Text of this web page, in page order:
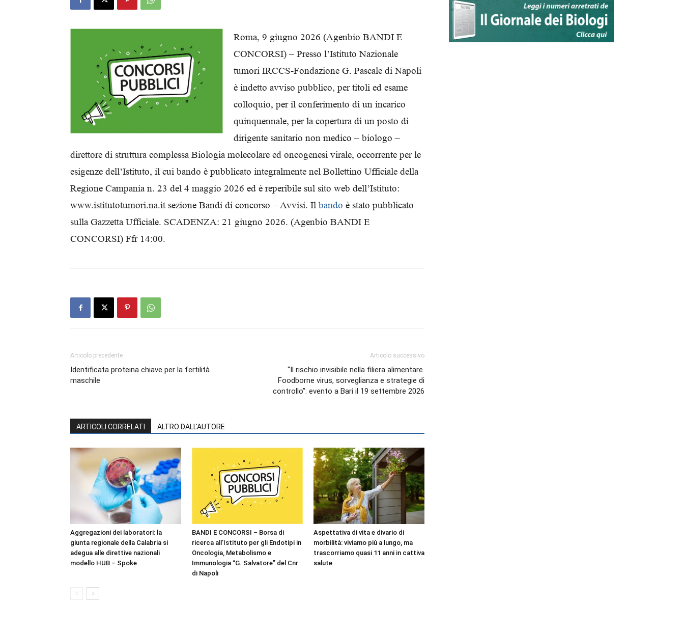
Ordini
dei
Biologi
Roma, 9 giugno 2026 (Agenbio BANDI E
CONCORSI) – Presso l’Istituto Nazionale
tumori IRCCS-Fondazione G. Pascale di Napoli
è indetto avviso pubblico, per titoli ed esame
colloquio, per il conferimento di un incarico
quinquennale, per la copertura di un posto di
dirigente sanitario non medico – biologo –
direttore di struttura complessa Biologia molecolare ed oncogenesi virale, occorrente per le
esigenze dell’Istituto, il cui bando è pubblicato integralmente nel Bollettino Ufficiale della
Regione Campania n. 23 del 4 maggio 2026 ed è reperibile sul sito web dell’Istituto:
www.istitutotumori.na.it sezione Bandi di concorso – Avvisi. Il bando è stato pubblicato
sulla Gazzetta Ufficiale. SCADENZA: 21 giugno 2026. (Agenbio BANDI E
CONCORSI) Ffr 14:00.
Articolo precedente
Identificata proteina chiave per la fertilità
maschile
Articolo successivo
“Il rischio invisibile nella filiera alimentare.
Foodborne virus, sorveglianza e strategie di
controllo”: evento a Bari il 19 settembre 2026
ARTICOLI CORRELATI ALTRO DALL'AUTORE
Aggregazioni dei laboratori: la
giunta regionale della Calabria si
adegua alle direttive nazionali
modello HUB – Spoke
BANDI E CONCORSI – Borsa di
ricerca all’Istituto per gli Endotipi in
Oncologia, Metabolismo e
Immunologia “G. Salvatore” del Cnr
di Napoli
Aspettativa di vita e divario di
morbilità: viviamo più a lungo, ma
trascorriamo quasi 11 anni in cattiva
salute